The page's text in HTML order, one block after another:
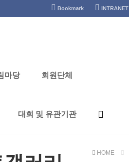
Bookmark INTRANET
마당 회원단체
대회 및 유관기관
HOME